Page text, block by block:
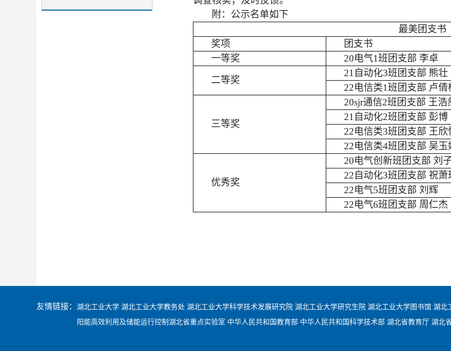
附：公示名单如下
最美团支书
奖项
团支书
一等奖
20电气1班团支部 李卓
二等奖
21 自动化3班团支部 熊壮
22电信类1班团支部 卢倩
三等奖
20sjr通信2班团支部 王浩
21 自动化2班团支部 彭博
22电信类3班团支部 王欣
22电信类4班团支部 吴玉
优秀奖
20电气创新班团支部 刘
22 自动化3班团支部 祝萧
22电气5班团支部 刘辉
22电气6班团支部 周仁杰
友情链接： 湖北工业大学 湖北工业大学教务处 湖北工业大学科学技术发展研究院 湖北工业大学研究生院 湖北工业大学图书馆 湖北
阳能高效利用及储能运行控制湖北省重点实验室 中华人民共和国教育部 中华人民共和国科学技术部 湖北省教育厅 湖北